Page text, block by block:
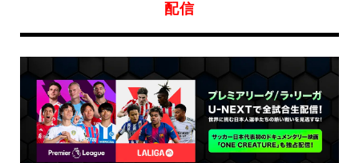
配信